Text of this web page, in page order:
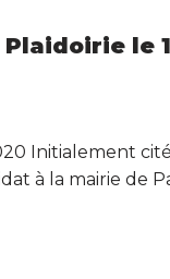
le
Initialement
à la mairie de